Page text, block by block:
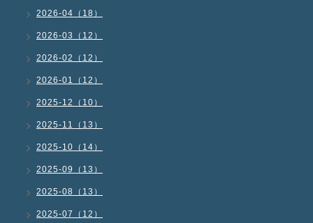
2026-04（18）
2026-03（12）
2026-02（12）
2026-01（12）
2025-12（10）
2025-11（13）
2025-10（14）
2025-09（13）
2025-08（13）
2025-07（12）